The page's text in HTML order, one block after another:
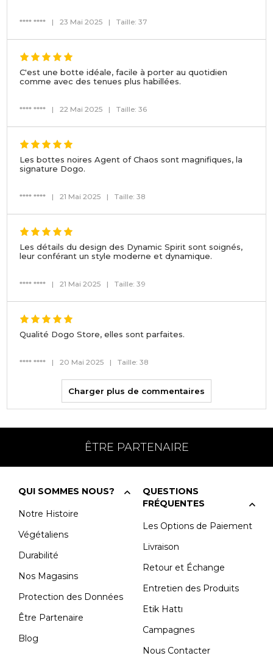
**** **** | 23 Mai 2025 | Taille: 37
C'est une botte idéale, facile à porter au quotidien
comme avec des tenues plus habillées.
**** **** | 22 Mai 2025 | Taille: 36
Les bottes noires Agent of Chaos sont magnifiques, la
signature Dogo.
**** **** | 21 Mai 2025 | Taille: 38
Les détails du design des Dynamic Spirit sont soignés,
leur conférant un style moderne et dynamique.
**** **** | 21 Mai 2025 | Taille: 39
Qualité Dogo Store, elles sont parfaites.
**** **** | 20 Mai 2025 | Taille: 38
Charger plus de commentaires
ÊTRE PARTENAIRE
QUI SOMMES NOUS?
Notre Histoire
Végétaliens
Durabilité
Nos Magasins
Protection des Données
Être Partenaire
Blog
QUESTIONS
FRÉQUENTES
Les Options de Paiement
Livraison
Retour et Échange
Entretien des Produits
Etik Hattı
Campagnes
Nous Contacter